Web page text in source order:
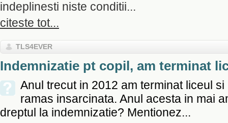
indeplinesti niste conditii...
citeste tot...
TLS4EVER
Indemnizatie pt copil, am terminat
Anul trecut in 2012 am terminat liceul
ramas insarcinata. Anul acesta in mai
dreptul la indemnizatie? Mentionez...